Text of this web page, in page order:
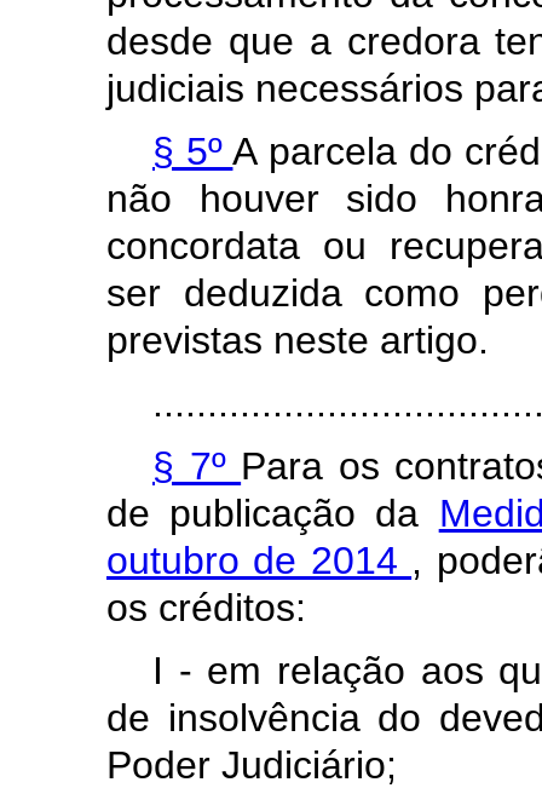
desde que a credora
judiciais necessários
§ 5ºA parcela do
não houver sido
concordata ou
ser deduzida como
previstas neste artigo.
§ 7º Para os
de publicação da
outubro de 2014 ,
os créditos:
I - em relação aos
de insolvência do
Poder Judiciário;